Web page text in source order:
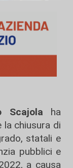
Scajola ha
la chiusura di
statali e
pubblici e
a causa